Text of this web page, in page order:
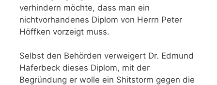
verhindern möchte, dass man ein
nichtvorhandenes Diplom von Herrn Peter
Höffken vorzeigt muss.
Selbst den Behörden verweigert Dr. Edmund
Haferbeck dieses Diplom, mit der
Begründung er wolle ein Shitstorm gegen die